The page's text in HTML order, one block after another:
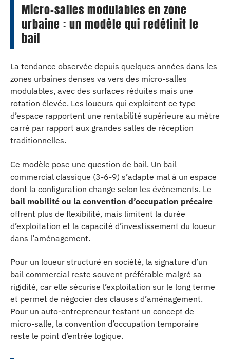
Micro-salles modulables en zone
urbaine : un modèle qui redéfinit le
bail
La tendance observée depuis quelques années dans les
zones urbaines denses va vers des micro-salles
modulables, avec des surfaces réduites mais une
rotation élevée. Les loueurs qui exploitent ce type
d’espace rapportent une rentabilité supérieure au mètre
carré par rapport aux grandes salles de réception
traditionnelles.
Ce modèle pose une question de bail. Un bail
commercial classique (3-6-9) s’adapte mal à un espace
dont la configuration change selon les événements. Le
bail mobilité ou la convention d’occupation précaire
offrent plus de flexibilité, mais limitent la durée
d’exploitation et la capacité d’investissement du loueur
dans l’aménagement.
Pour un loueur structuré en société, la signature d’un
bail commercial reste souvent préférable malgré sa
rigidité, car elle sécurise l’exploitation sur le long terme
et permet de négocier des clauses d’aménagement.
Pour un auto-entrepreneur testant un concept de
micro-salle, la convention d’occupation temporaire
reste le point d’entrée logique.